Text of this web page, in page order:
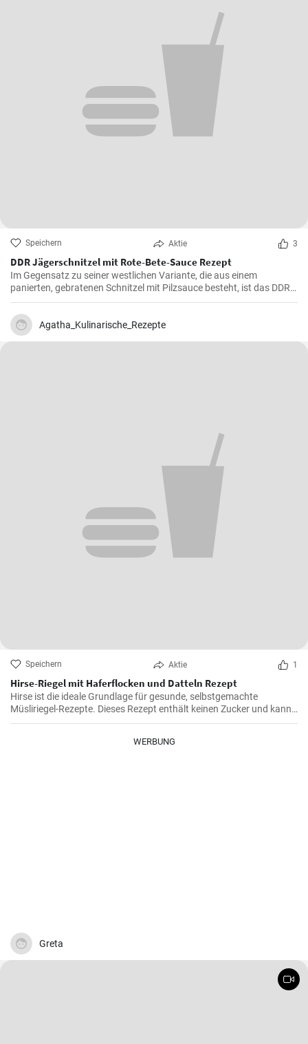
Speichern Aktie 3
DDR Jägerschnitzel mit Rote-Bete-Sauce Rezept
Im Gegensatz zu seiner westlichen Variante, die aus einem
panierten, gebratenen Schnitzel mit Pilzsauce besteht, ist das DDR-
Jägerschnitzel ein paniertes Jagdwurstschnitzel mit
Tomatensauce. Ein deftiges und schnelles Gericht, das eine
Mahlzeit für die ganze Familie oder Freunde bietet.
Agatha_Kulinarische_Rezepte
Speichern Aktie 1
Hirse-Riegel mit Haferflocken und Datteln Rezept
Hirse ist die ideale Grundlage für gesunde, selbstgemachte
Müsliriegel-Rezepte. Dieses Rezept enthält keinen Zucker und kann
auch ohne Kakaopulver zubereitet werden.
WERBUNG
Greta